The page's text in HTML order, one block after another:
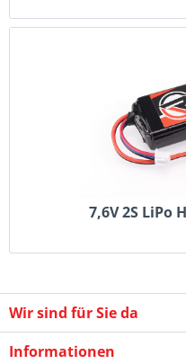
7,6V 2S LiPo
Wir sind für Sie da
Informationen